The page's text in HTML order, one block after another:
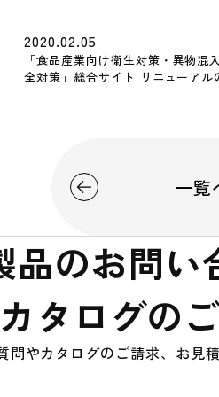
2020.02.05
「食品産業向け衛生対策・異物混
全対策」総合サイト リニューアル
一覧
品のお問い
カタログの
問やカタログのご請求、お見